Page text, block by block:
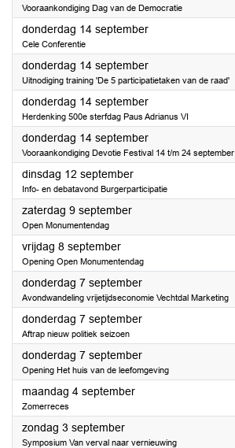
Vooraankondiging Dag van de Democratie
donderdag 14 september2023
Cele Conferentie
donderdag 14 september2023
Uitnodiging training 'De 5 participatietaken van de raad'
donderdag 14 september2023
Herdenking 500e sterfdag Paus Adrianus VI
donderdag 14 september2023
Vooraankondiging Devotie Festival 14 t/m 24 september
dinsdag 12 september2023
Info- en debatavond Burgerparticipatie
zaterdag 9 september2023
Open Monumentendag
vrijdag 8 september2023
Opening Open Monumentendag
donderdag 7 september2023
Avondwandeling vrijetijdseconomie Vechtdal Marketing
donderdag 7 september2023
Aftrap nieuw politiek seizoen
donderdag 7 september2023
Opening Het huis van de leefomgeving
maandag 4 september2023
Zomerreces
zondag 3 september2023
Symposium Van verval naar vernieuwing